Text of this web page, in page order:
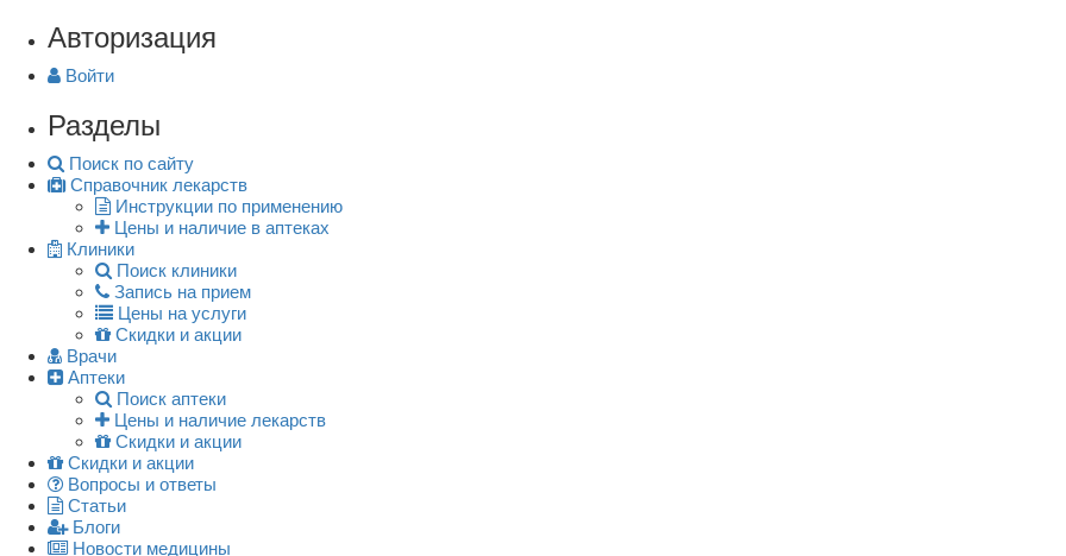
Авторизация
Войти
Разделы
Поиск по сайту
Справочник лекарств
Инструкции по применению
Цены и наличие в аптеках
Клиники
Поиск клиники
Запись на прием
Цены на услуги
Скидки и акции
Врачи
Аптеки
Поиск аптеки
Цены и наличие лекарств
Скидки и акции
Скидки и акции
Вопросы и ответы
Статьи
Блоги
Новости медицины